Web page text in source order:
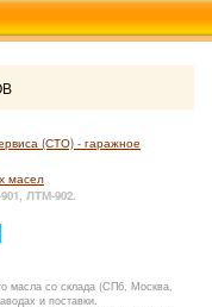
(СТО) - гаражное
масел
ЛТМ-902.
масла со склада (СПб, Москва,
и поставки.